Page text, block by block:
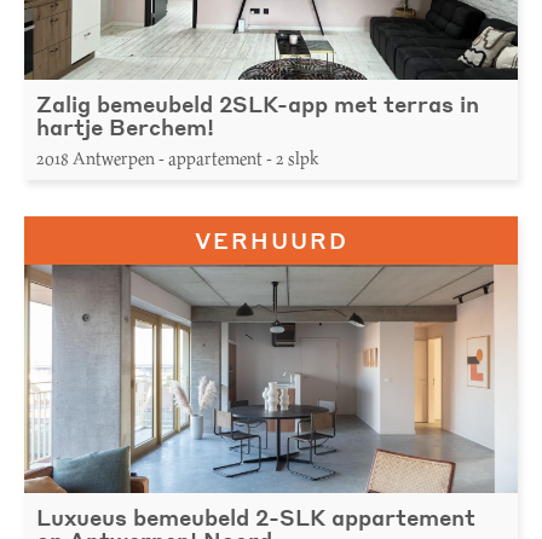
Zalig bemeubeld 2SLK-app met terras in
hartje Berchem!
2018 Antwerpen - appartement - 2 slpk
VERHUURD
Luxueus bemeubeld 2-SLK appartement